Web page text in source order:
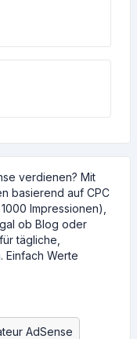
verdienen? Mit
basierend auf CPC
Impressionen),
ob Blog oder
tägliche,
Einfach Werte
AdSense